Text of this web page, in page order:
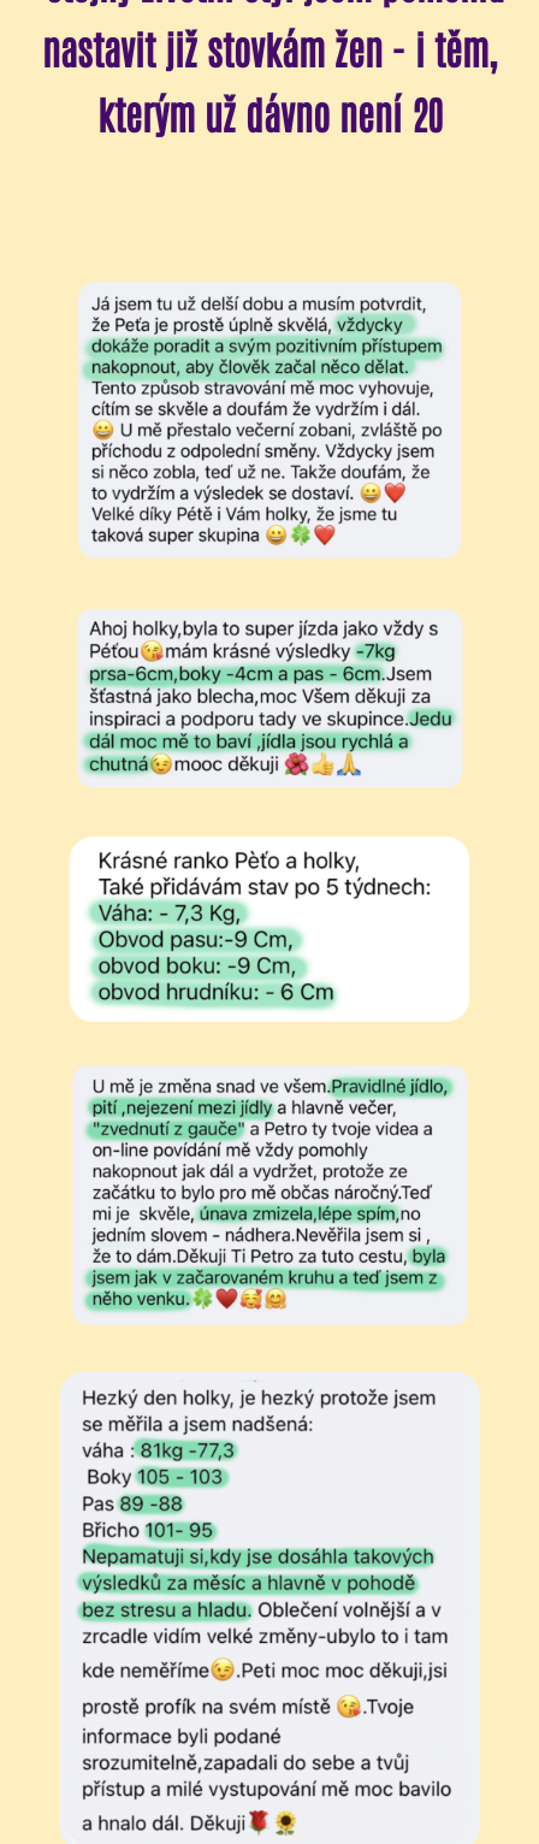
nastavit již stovkám žen - i těm,
kterým už dávno není 20